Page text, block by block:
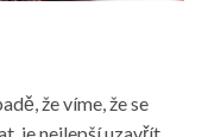
že víme, že se